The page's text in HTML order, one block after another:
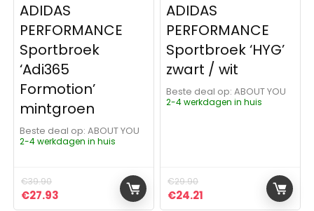
ADIDAS
PERFORMANCE
Sportbroek
‘Adi365
Formotion’
mintgroen
Beste deal op:
ABOUT YOU
2-4 werkdagen in huis
€39.90
Oorspronkelijke prijs was: €39.90.
€27.93 Huidige prijs is: €27.93.
ADIDAS
PERFORMANCE
Sportbroek ‘HYG’
zwart / wit
Beste deal op:
ABOUT YOU
2-4 werkdagen in huis
€29.90
Oorspronkelijke prijs was:
€24.21 Huidige prijs is: